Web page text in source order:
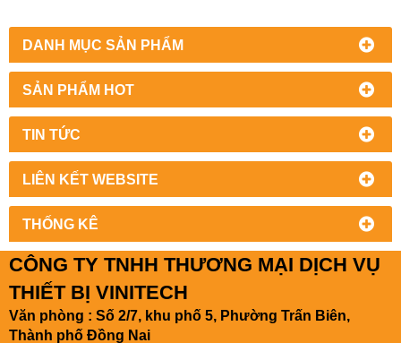
DANH MỤC SẢN PHẨM
SẢN PHẨM HOT
TIN TỨC
LIÊN KẾT WEBSITE
THỐNG KÊ
CÔNG TY TNHH THƯƠNG MẠI DỊCH VỤ
THIẾT BỊ VINITECH
Văn phòng : Số 2/7, khu phố 5, Phường Trấn Biên,
Thành phố Đồng Nai